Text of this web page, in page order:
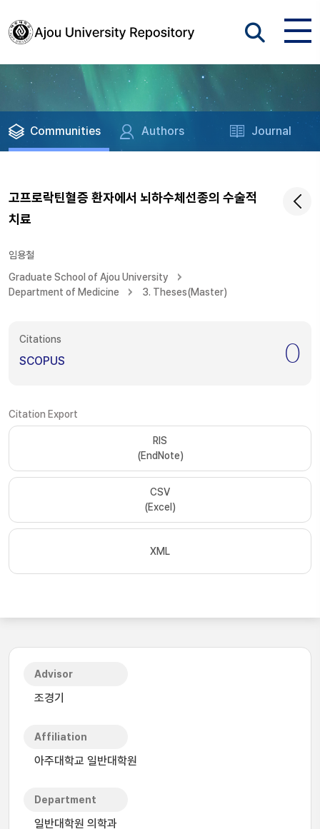
Communities Authors Journal
고프로락틴혈증 환자에서 뇌하수체선종의 수술적
치료
임용철
Graduate School of Ajou University
Department of Medicine
3. Theses(Master)
Citations
SCOPUS 0
Citation Export
RIS
(EndNote)
CSV
(Excel)
XML
Advisor
조경기
Affiliation
아주대학교 일반대학원
Department
일반대학원 의학과